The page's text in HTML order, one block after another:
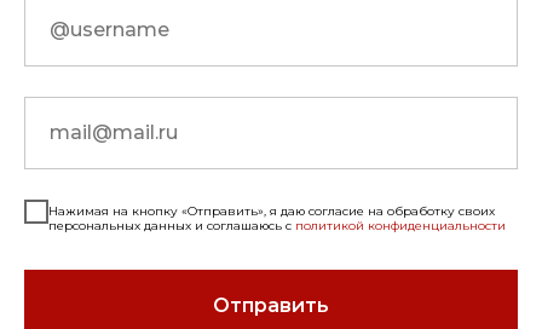
Нажимая на кнопку «Отправить», я даю согласие на обработку своих
персональных данных и соглашаюсь с политикой конфиденциальности
Отправить